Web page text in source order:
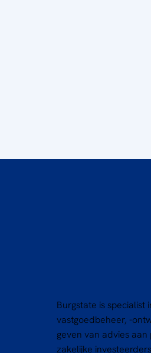
Burgstate is specialist
vastgoedbeheer, -
geven van advies
zakelijke